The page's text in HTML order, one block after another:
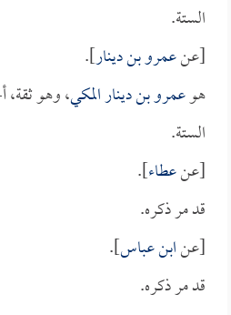
الستة.
[عنعمرو بن دينار].
هوعمرو بن دينار المكي، وهو
الستة.
[عنعطاء].
قد مر ذكره.
[عنابن عباس].
قد مر ذكره.